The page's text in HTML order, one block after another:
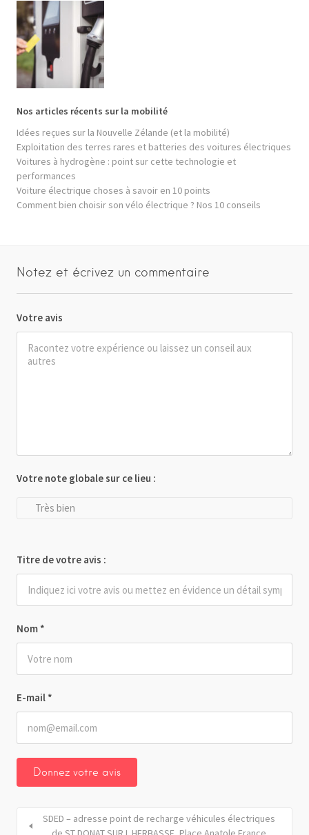
Nos articles récents sur la mobilité
Idées reçues sur la Nouvelle Zélande (et la mobilité)
Exploitation des terres rares et batteries des voitures électriques
Voitures à hydrogène : point sur cette technologie et
performances
Voiture électrique choses à savoir en 10 points
Comment bien choisir son vélo électrique ? Nos 10 conseils
Notez et écrivez un commentaire
Votre avis
Nom *
E-mail *
Votre note globale sur ce lieu :
Très bien
Titre de votre avis :
SDED – adresse point de recharge véhicules électriques